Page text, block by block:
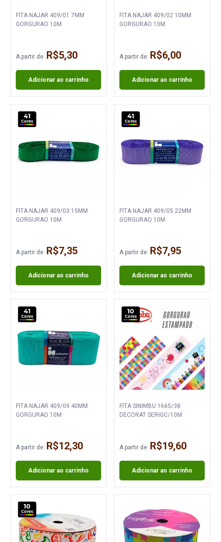
FITA NAJAR 409/01 7MM
GORGURAO 10M
A partir de: R$5,30
Adicionar ao carrinho
FITA NAJAR 409/02 10MM
GORGURAO 10M
A partir de: R$6,00
Adicionar ao carrinho
41
Cores
FITA NAJAR 409/03 15MM
GORGURAO 10M
A partir de: R$7,35
Adicionar ao carrinho
41
Cores
FITA NAJAR 409/05 22MM
GORGURAO 10M
A partir de: R$7,95
Adicionar ao carrinho
41
Cores
FITA NAJAR 409/09 40MM
GORGURAO 10M
A partir de: R$12,30
Adicionar ao carrinho
10
Cores
FITA SINIMBU 1665/38
DECORAT SERIGC/10M
A partir de: R$19,60
Adicionar ao carrinho
10
Cores